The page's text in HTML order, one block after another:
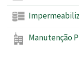
Manutenção